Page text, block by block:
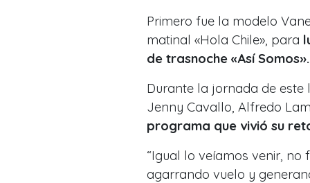
Primero fue la modelo
matinal «Hola Chile», para
de trasnoche «Así Somos».
Durante la jornada de este
Jenny Cavallo, Alfredo
programa que vivió su
“Igual lo veíamos venir, no
agarrando vuelo y